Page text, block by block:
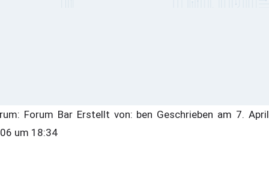
Forum Bar Erstellt von: ben Geschrieben am 7. April
um 18:34